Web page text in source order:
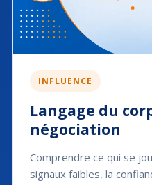
INFLUENCE
Langage du
négociation
Comprendre ce qui se
signaux faibles, la